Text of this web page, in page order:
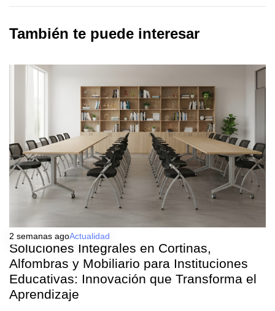
También te puede interesar
2 semanas agoActualidad
Soluciones Integrales en Cortinas,
Alfombras y Mobiliario para Instituciones
Educativas: Innovación que Transforma el
Aprendizaje